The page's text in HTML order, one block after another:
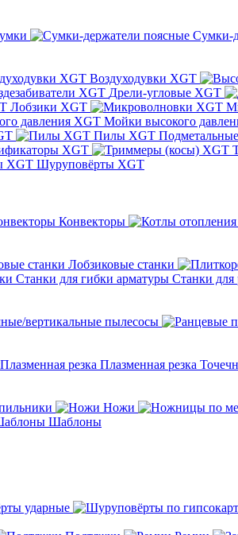
Сумки-
Воздуходувки XGT
XGT Дрели-угловые XGT
Лобзики XGT
Мойки высокого
Пилы XGT
XGT
Шуруповёрты XGT
Конвекторы
Лобзиковые станки
Станки для гибки арматуры Станки для
вертикальные пылесосы
Плазменная резка
Ножи
Шаблоны
ударные